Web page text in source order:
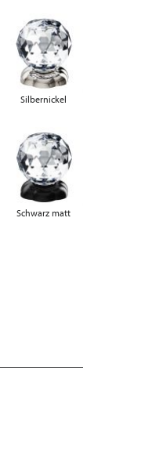
Silbernickel
Schwarz matt